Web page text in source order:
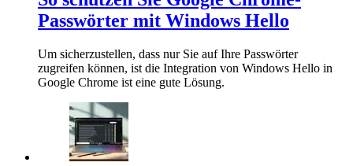
Passwörter mit Windows Hello
Um sicherzustellen, dass nur Sie auf Ihre Passwörter
zugreifen können, ist die Integration von Windows Hello in
Google Chrome ist eine gute Lösung.